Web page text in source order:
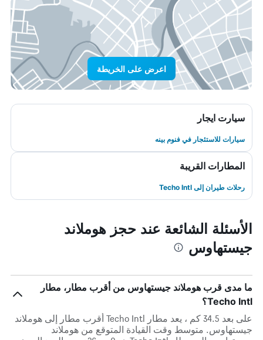
اعرض على الخريطة
سيارت ايجار
سيارات للاستئجار في فنوم بينه
المطارات القريبة
رحلات طيران إلى Techo Intl
الأسئلة الشائعة عند حجز هوملاند
جيستهاوس
ما مدى قرب هوملاند جيستهاوس من أقرب مطار، مطار
Techo Intl؟
على بعد 34.5 كم ، يعد مطار Techo Intl أقرب مطار إلى هوملاند
جيستهاوس. متوسط وقت القيادة المتوقع من هوملاند